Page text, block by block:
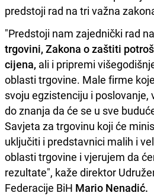
predstoji rad na tri važna
"Predstoji nam zajednički rad
trgovini, Zakona o zaštiti
cijena, ali i pripremi
oblasti trgovine. Male firme
svoju egzistenciju i poslovanje,
do znanja da će se u sve
Savjeta za trgovinu koji će
uključiti i predstavnici malih i
oblasti trgovine i vjerujem da
rezultate", kaže direktor
Federacije BiH Mario Nenadić.